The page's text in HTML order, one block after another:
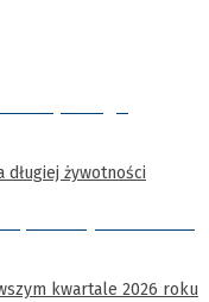
żywotności
kwartale 2026 roku